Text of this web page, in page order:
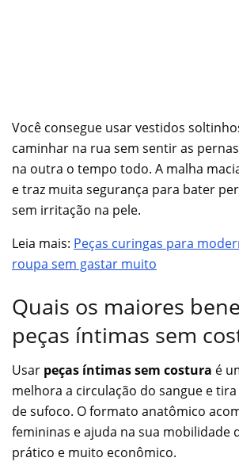
Você consegue usar vestidos
caminhar na rua sem sentir as
na outra o tempo todo. A malha
e traz muita segurança para bater
sem irritação na pele.
Leia mais: Peças curingas para
roupa sem gastar muito
Quais os maiores
peças íntimas sem
Usar peças íntimas sem costura é
melhora a circulação do sangue e
de sufoco. O formato anatômico
femininas e ajuda na sua mobilidade
prático e muito econômico.